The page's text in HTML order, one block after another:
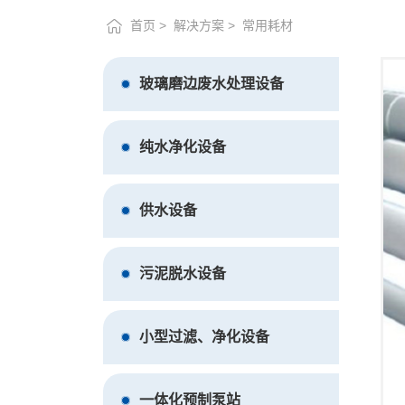
首页 解决方案 常用耗材
玻璃磨边废水处理设备
纯水净化设备
供水设备
污泥脱水设备
小型过滤、净化设备
一体化预制泵站